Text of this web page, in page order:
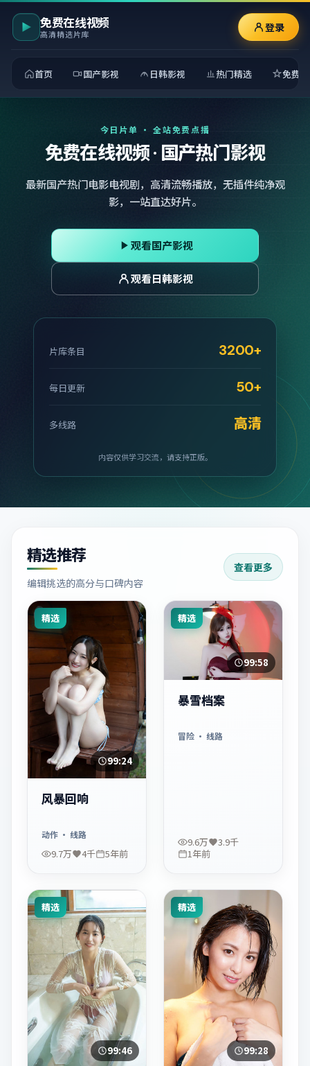
免费在线视频
高清精选片库 登录
首页 国产影视 日韩影视 热门精选 免费
今日片单 · 全站免费点播
免费在线视频 · 国产热门影视
最新国产热门电影电视剧，高清流畅播放，无插件纯净观
影，一站直达好片。
观看国产影视
观看日韩影视
片库条目 3200+
每日更新 50+
多线路 高清
内容仅供学习交流，请支持正版。
精选推荐
编辑挑选的高分与口碑内容
查看更多
精选
99:24
风暴回响
动作· 线路
9.7万 4千 5年前
精选
99:58
暴雪档案
冒险 · 线路
9.6万
3.9千
1年前
精选
99:46
精选
99:28